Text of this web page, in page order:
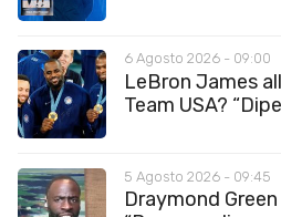
6 Agosto 2026 - 09:00
LeBron James
Team USA?
5 Agosto 2026 - 09:45
Draymond